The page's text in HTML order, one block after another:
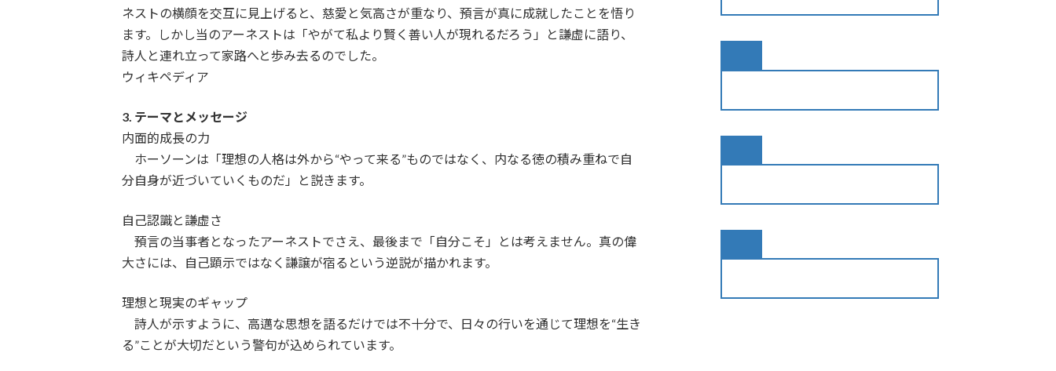
ネストの横顔を交互に見上げると、慈愛と気高さが重なり、預言が真に成就したことを悟り
ます。しかし当のアーネストは「やがて私より賢く善い人が現れるだろう」と謙虚に語り、
詩人と連れ立って家路へと歩み去るのでした。
ウィキペディア
3. テーマとメッセージ
内面的成長の力
ホーソーンは「理想の人格は外から“やって来る”ものではなく、内なる徳の積み重ねで自
分自身が近づいていくものだ」と説きます。
自己認識と謙虚さ
預言の当事者となったアーネストでさえ、最後まで「自分こそ」とは考えません。真の偉
大さには、自己顕示ではなく謙譲が宿るという逆説が描かれます。
理想と現実のギャップ
詩人が示すように、高邁な思想を語るだけでは不十分で、日々の行いを通じて理想を“生き
る”ことが大切だという警句が込められています。